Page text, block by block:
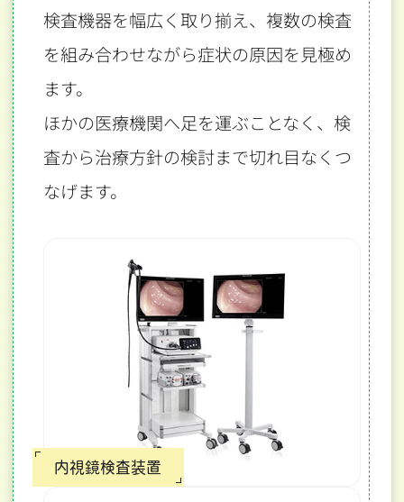
検査機器を幅広く取り揃え、 複数の検査
を組み合わせながら症状の原因を見極め
ます。
ほかの医療機関へ足を運ぶことなく、検
査から治療方針の検討まで切れ目なくつ
なげます。
内視鏡検査装置